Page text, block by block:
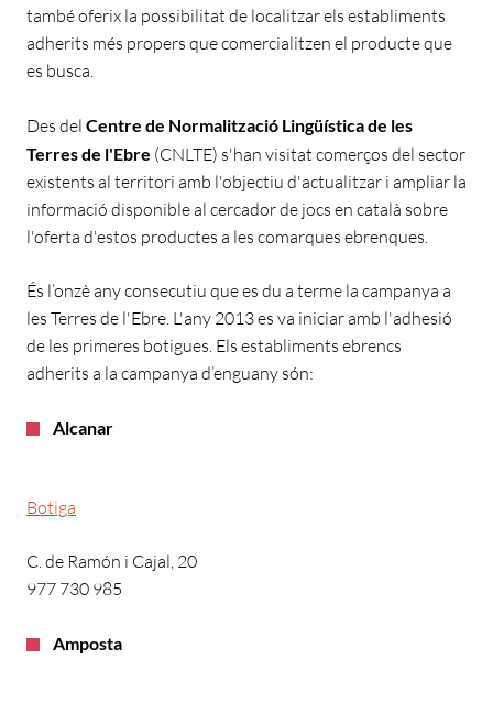
també oferix la possibilitat de localitzar els establiments
adherits més propers que comercialitzen el producte que
es busca.
Des del Centre de Normalització Lingüística de les
Terres de l'Ebre (CNLTE) s'han visitat comerços del sector
existents al territori amb l'objectiu d'actualitzar i ampliar la
informació disponible al cercador de jocs en català sobre
l'oferta d'estos productes a les comarques ebrenques.
És l’onzè any consecutiu que es du a terme la campanya a
les Terres de l'Ebre. L'any 2013 es va iniciar amb l'adhesió
de les primeres botigues. Els establiments ebrencs
adherits a la campanya d’enguany són:
Alcanar
Botiga
C. de Ramón i Cajal, 20
977 730 985
Amposta